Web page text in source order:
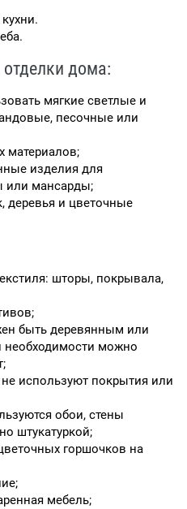
дома:
мягкие светлые и
песочные или
материалов;
изделия для
или мансарды;
деревья и цветочные
шторы, покрывала,
быть деревянным или
можно
используют покрытия или
обои, стены
штукатуркой;
горшочков на
мебель;